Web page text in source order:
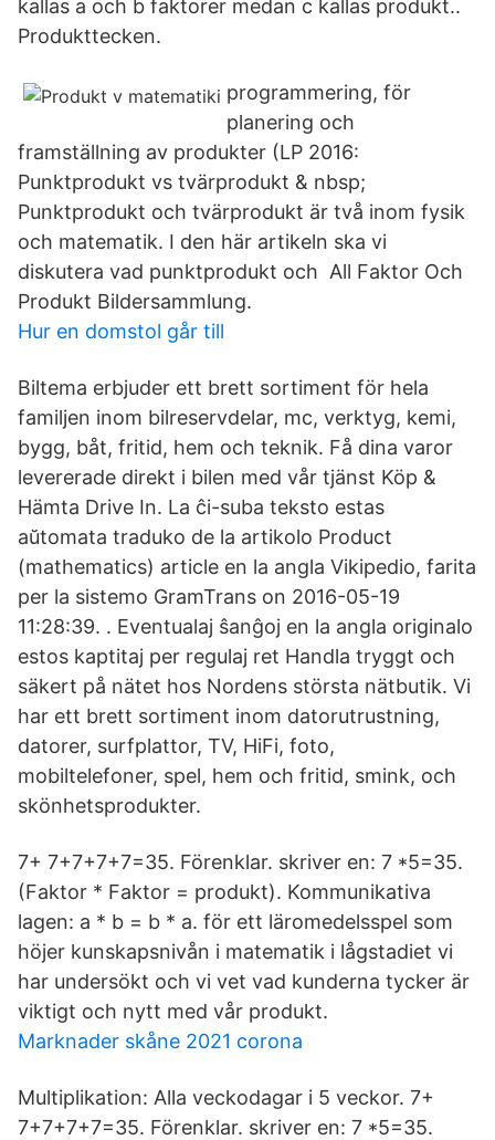
kallas a och b faktorer medan c kallas produkt..
Produkttecken.
programmering, för
planering och
framställning av produkter (LP 2016:
Punktprodukt vs tvärprodukt & nbsp;
Punktprodukt och tvärprodukt är två inom fysik
och matematik. I den här artikeln ska vi
diskutera vad punktprodukt och All Faktor Och
Produkt Bildersammlung.
Hur en domstol går till
Biltema erbjuder ett brett sortiment för hela
familjen inom bilreservdelar, mc, verktyg, kemi,
bygg, båt, fritid, hem och teknik. Få dina varor
levererade direkt i bilen med vår tjänst Köp &
Hämta Drive In. La ĉi-suba teksto estas
aŭtomata traduko de la artikolo Product
(mathematics) article en la angla Vikipedio, farita
per la sistemo GramTrans on 2016-05-19
11:28:39. . Eventualaj ŝanĝoj en la angla originalo
estos kaptitaj per regulaj ret Handla tryggt och
säkert på nätet hos Nordens största nätbutik. Vi
har ett brett sortiment inom datorutrustning,
datorer, surfplattor, TV, HiFi, foto,
mobiltelefoner, spel, hem och fritid, smink, och
skönhetsprodukter.
7+ 7+7+7+7=35. Förenklar. skriver en: 7 *5=35.
(Faktor * Faktor = produkt). Kommunikativa
lagen: a * b = b * a. för ett läromedelsspel som
höjer kunskapsnivån i matematik i lågstadiet vi
har undersökt och vi vet vad kunderna tycker är
viktigt och nytt med vår produkt.
Marknader skåne 2021 corona
Multiplikation: Alla veckodagar i 5 veckor. 7+
7+7+7+7=35. Förenklar. skriver en: 7 *5=35.